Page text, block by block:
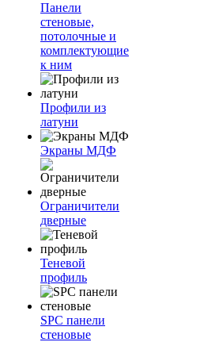
Панели
стеновые,
потолочные и
комплектующие
к ним
Профили из
латуни
Экраны МДФ
Ограничители
дверные
Теневой
профиль
SPC панели
стеновые